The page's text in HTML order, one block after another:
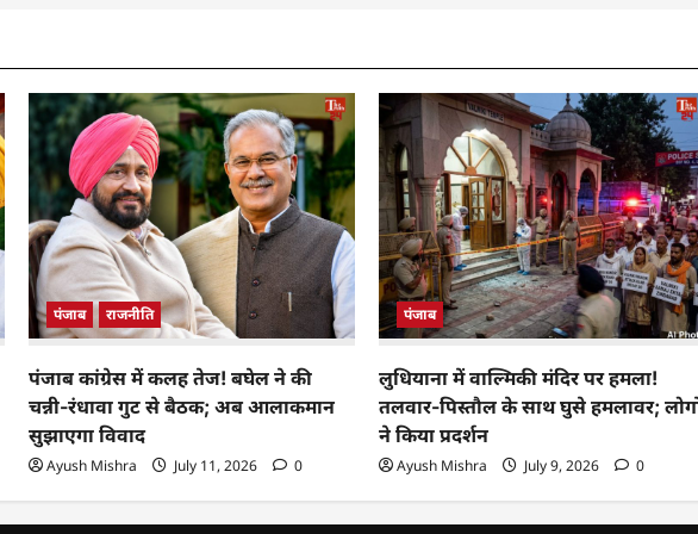
पंजाब राजनीति
पंजाब कांग्रेस में कलह तेज! बघेल ने की
चन्नी-रंधावा गुट से बैठक; अब आलाकमान
सुझाएगा विवाद
Ayush Mishra July 11, 2026 0
पंजाब
लुधियाना में वाल्मिकी मंदिर पर हमला!
तलवार-पिस्तौल के साथ घुसे हमलावर;
ने किया प्रदर्शन
Ayush Mishra July 9, 2026 0